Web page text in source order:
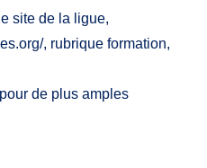
site de la ligue,
, rubrique formation,
de plus amples